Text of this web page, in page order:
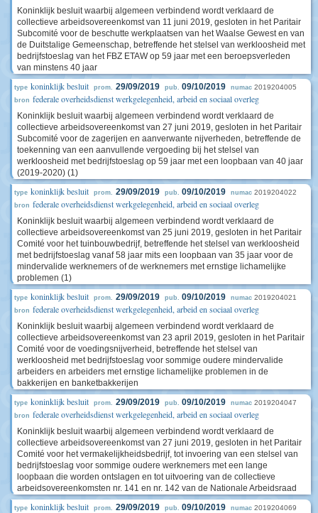
Koninklijk besluit waarbij algemeen verbindend wordt verklaard de
collectieve arbeidsovereenkomst van 11 juni 2019, gesloten in het Paritair
Subcomité voor de beschutte werkplaatsen van het Waalse Gewest en van
de Duitstalige Gemeenschap, betreffende het stelsel van werkloosheid met
bedrijfstoeslag van het FBZ ETAW op 59 jaar met een beroepsverleden
van minstens 40 jaar
type koninklijk besluit prom. 29/09/2019 pub. 09/10/2019 numac 2019204005
bron federale overheidsdienst werkgelegenheid, arbeid en sociaal overleg
Koninklijk besluit waarbij algemeen verbindend wordt verklaard de
collectieve arbeidsovereenkomst van 27 juni 2019, gesloten in het Paritair
Subcomité voor de zagerijen en aanverwante nijverheden, betreffende de
toekenning van een aanvullende vergoeding bij het stelsel van
werkloosheid met bedrijfstoeslag op 59 jaar met een loopbaan van 40 jaar
(2019-2020) (1)
type koninklijk besluit prom. 29/09/2019 pub. 09/10/2019 numac 2019204022
bron federale overheidsdienst werkgelegenheid, arbeid en sociaal overleg
Koninklijk besluit waarbij algemeen verbindend wordt verklaard de
collectieve arbeidsovereenkomst van 25 juni 2019, gesloten in het Paritair
Comité voor het tuinbouwbedrijf, betreffende het stelsel van werkloosheid
met bedrijfstoeslag vanaf 58 jaar mits een loopbaan van 35 jaar voor de
mindervalide werknemers of de werknemers met ernstige lichamelijke
problemen (1)
type koninklijk besluit prom. 29/09/2019 pub. 09/10/2019 numac 2019204021
bron federale overheidsdienst werkgelegenheid, arbeid en sociaal overleg
Koninklijk besluit waarbij algemeen verbindend wordt verklaard de
collectieve arbeidsovereenkomst van 23 april 2019, gesloten in het Paritair
Comité voor de voedingsnijverheid, betreffende het stelsel van
werkloosheid met bedrijfstoeslag voor sommige oudere mindervalide
arbeiders en arbeiders met ernstige lichamelijke problemen in de
bakkerijen en banketbakkerijen
type koninklijk besluit prom. 29/09/2019 pub. 09/10/2019 numac 2019204047
bron federale overheidsdienst werkgelegenheid, arbeid en sociaal overleg
Koninklijk besluit waarbij algemeen verbindend wordt verklaard de
collectieve arbeidsovereenkomst van 27 juni 2019, gesloten in het Paritair
Comité voor het vermakelijkheidsbedrijf, tot invoering van een stelsel van
bedrijfstoeslag voor sommige oudere werknemers met een lange
loopbaan die worden ontslagen en tot uitvoering van de collectieve
arbeidsovereenkomsten nr. 141 en nr. 142 van de Nationale Arbeidsraad
type koninklijk besluit prom. 29/09/2019 pub. 09/10/2019 numac 2019204069